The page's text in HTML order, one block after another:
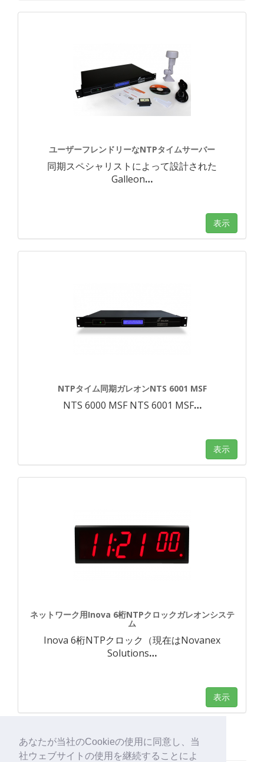
あなたが当社のCookieの使用に同意し、当
社ウェブサイトの使用を継続することによ
ユーザーフレンドリーなNTPタイムサーバー
同期スペシャリストによって設計された
Galleon…
表示
NTPタイム同期ガレオンNTS 6001 MSF
NTS 6000 MSF NTS 6001 MSF…
表示
ネットワーク用Inova 6桁NTPクロックガレオンシステ
ム
Inova 6桁NTPクロック（現在はNovanex
Solutions…
表示